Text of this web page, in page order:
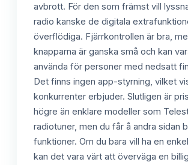
avbrott. För den som främst vill
radio kanske de digitala
överflödiga. Fjärrkontrollen är bra,
knapparna är ganska små och kan
använda för personer med nedsatt
Det finns ingen app-styrning, vilket
konkurrenter erbjuder. Slutligen är
högre än enklare modeller som
radiotuner, men du får å andra sidan
funktioner. Om du bara vill ha en
kan det vara värt att överväga en